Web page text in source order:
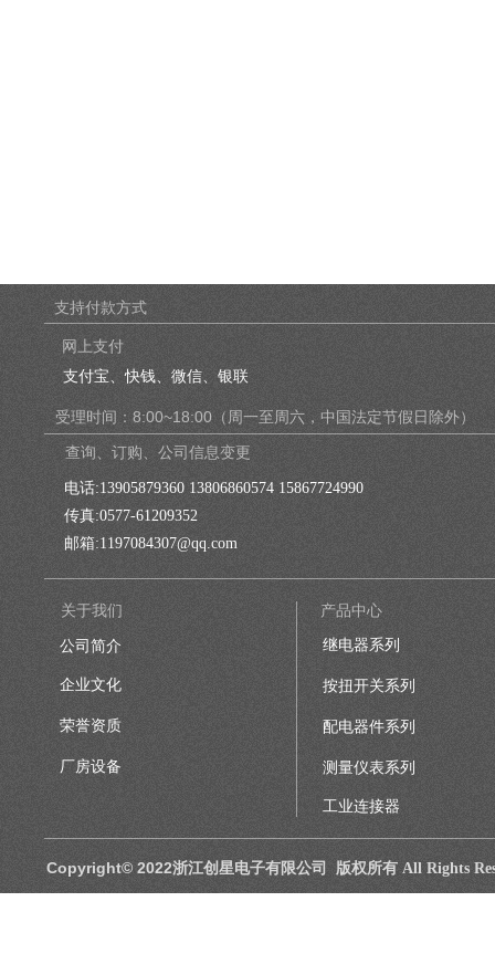
查询、订购、公司信息变更
电话:13905879360 13806860574 15867724990
传真:0577-61209352
邮箱:1197084307@qq.com
产品中心
Copyright© 2022浙江创星电子有限公司 版权所有 All Rights
关于我们
支持付款方式
网上支付
支付宝、快钱、微信、银联
受理时间：8:00~18:00（周一至周六，中国法定节假日除外）
公司简介
企业文化
荣誉资质
厂房设备
继电器系列
按扭开关系列
配电器件系列
测量仪表系列
工业连接器